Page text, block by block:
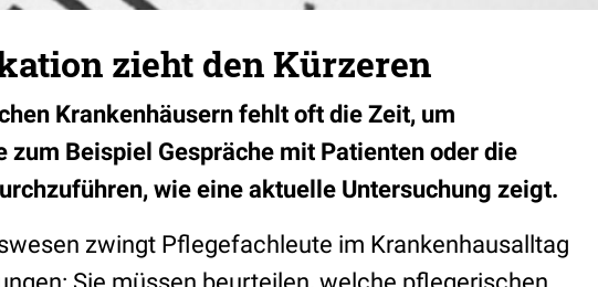
zieht den Kürzeren
Krankenhäusern fehlt oft die Zeit, um
Beispiel Gespräche mit Patienten oder die
wie eine aktuelle Untersuchung zeigt.
zwingt Pflegefachleute im Krankenhausalltag